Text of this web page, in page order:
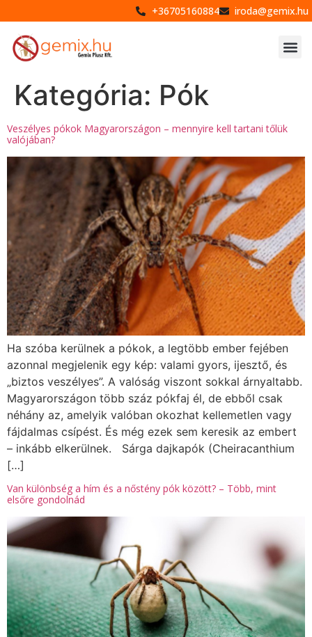
+36705160884 iroda@gemix.hu
Kategória: Pók
Veszélyes pókok Magyarországon – mennyire kell tartani tőlük
valójában?
Ha szóba kerülnek a pókok, a legtöbb ember fejében
azonnal megjelenik egy kép: valami gyors, ijesztő, és
„biztos veszélyes”. A valóság viszont sokkal árnyaltabb.
Magyarországon több száz pókfaj él, de ebből csak
néhány az, amelyik valóban okozhat kellemetlen vagy
fájdalmas csípést. És még ezek sem keresik az embert
– inkább elkerülnek. Sárga dajkapók (Cheiracanthium
[…]
Van különbség a hím és a nőstény pók között? – Több, mint
elsőre gondolnád